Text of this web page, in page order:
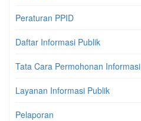
Peraturan PPID
Daftar Informasi Publik
Tata Cara Permohonan Informasi
Layanan Informasi Publik
Pelaporan